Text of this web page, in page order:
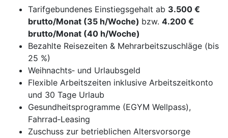
Tarifgebundenes Einstiegsgehalt ab 3.500 €
brutto/Monat (35 h/Woche) bzw. 4.200 €
brutto/Monat (40 h/Woche)
Bezahlte Reisezeiten & Mehrarbeitszuschläge (bis
25 %)
Weihnachts‑ und Urlaubsgeld
Flexible Arbeitszeiten inklusive Arbeitszeitkonto
und 30 Tage Urlaub
Gesundheitsprogramme (EGYM Wellpass),
Fahrrad‑Leasing
Zuschuss zur betrieblichen Altersvorsorge